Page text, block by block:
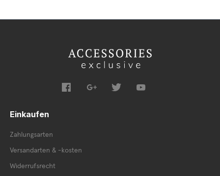
Einkaufen
Zahlungsarten
Versandarten & -kosten
Widerrufsrecht